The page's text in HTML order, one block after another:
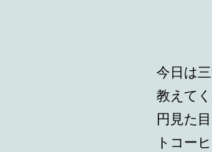
今日は
教えて
円見た
トコー